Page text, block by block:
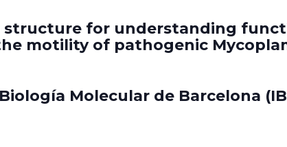
structure for understanding
motility of pathogenic
Molecular de Barcelona